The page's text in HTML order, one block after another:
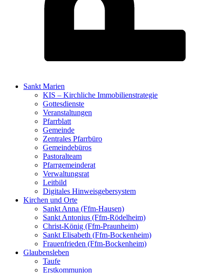
Sankt Marien
KIS – Kirchliche Immobilienstrategie
Gottesdienste
Veranstaltungen
Pfarrblatt
Gemeinde
Zentrales Pfarrbüro
Gemeindebüros
Pastoralteam
Pfarrgemeinderat
Verwaltungsrat
Leitbild
Digitales Hinweisgebersystem
Kirchen und Orte
Sankt Anna (Ffm-Hausen)
Sankt Antonius (Ffm-Rödelheim)
Christ-König (Ffm-Praunheim)
Sankt Elisabeth (Ffm-Bockenheim)
Frauenfrieden (Ffm-Bockenheim)
Glaubensleben
Taufe
Erstkommunion